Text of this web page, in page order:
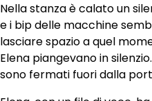
Nella stanza è calato un
e i bip delle macchine
lasciare spazio a quel
Elena piangevano in
sono fermati fuori dalla